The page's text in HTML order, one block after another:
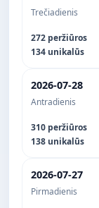
Trečiadienis
272 peržiūros
134 unikalūs
2026-07-28
Antradienis
310 peržiūros
138 unikalūs
2026-07-27
Pirmadienis